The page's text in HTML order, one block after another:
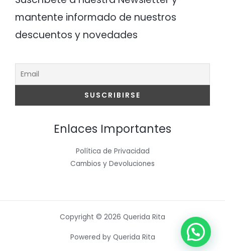
mantente informado de nuestros
descuentos y novedades
Enlaces Importantes
Política de Privacidad
Cambios y Devoluciones
Copyright © 2026 Querida Rita
Powered by Querida Rita